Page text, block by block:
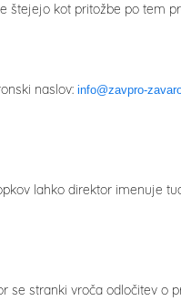
štejejo kot pritožbe po tem
naslov: info@zavpro-
lahko direktor imenuje
se stranki vroča odločitev o